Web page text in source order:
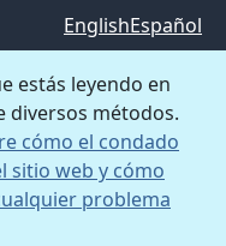
EnglishEspañol
estás leyendo en
diversos métodos.
cómo el condado
sitio web y cómo
problema